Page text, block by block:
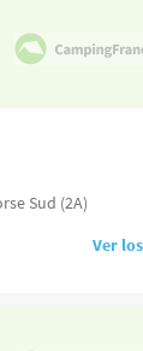
Sud (2A)
Ver